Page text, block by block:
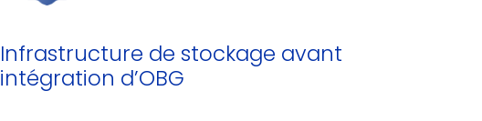
Infrastructure de stockage avant
intégration d’OBG